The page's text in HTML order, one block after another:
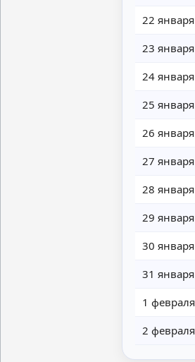
22
23
24
25
26
27
28
29
30
31
1
2